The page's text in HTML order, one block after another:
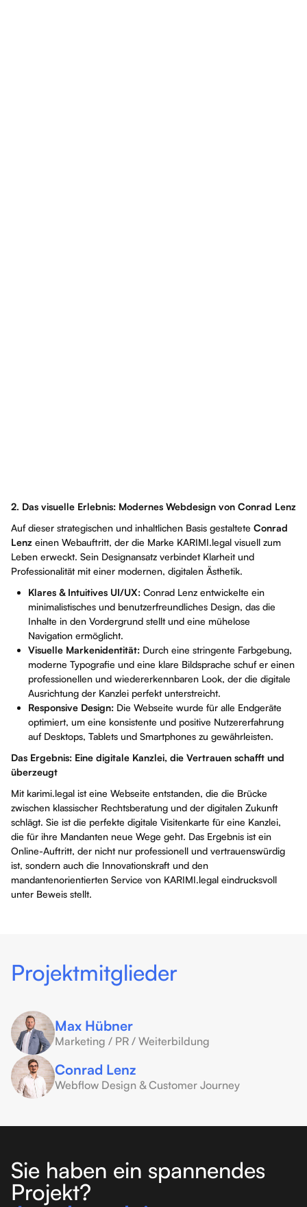
2. Das visuelle Erlebnis: Modernes Webdesign von Conrad Lenz
Auf dieser strategischen und inhaltlichen Basis gestaltete Conrad
Lenz einen Webauftritt, der die Marke KARIMI.legal visuell zum
Leben erweckt. Sein Designansatz verbindet Klarheit und
Professionalität mit einer modernen, digitalen Ästhetik.
Klares & Intuitives UI/UX: Conrad Lenz entwickelte ein
minimalistisches und benutzerfreundliches Design, das die
Inhalte in den Vordergrund stellt und eine mühelose
Navigation ermöglicht.
Visuelle Markenidentität: Durch eine stringente Farbgebung,
moderne Typografie und eine klare Bildsprache schuf er einen
professionellen und wiedererkennbaren Look, der die digitale
Ausrichtung der Kanzlei perfekt unterstreicht.
Responsive Design: Die Webseite wurde für alle Endgeräte
optimiert, um eine konsistente und positive Nutzererfahrung
auf Desktops, Tablets und Smartphones zu gewährleisten.
Das Ergebnis: Eine digitale Kanzlei, die Vertrauen schafft und
überzeugt
Mit karimi.legal ist eine Webseite entstanden, die die Brücke
zwischen klassischer Rechtsberatung und der digitalen Zukunft
schlägt. Sie ist die perfekte digitale Visitenkarte für eine Kanzlei,
die für ihre Mandanten neue Wege geht. Das Ergebnis ist ein
Online-Auftritt, der nicht nur professionell und vertrauenswürdig
ist, sondern auch die Innovationskraft und den
mandantenorientierten Service von KARIMI.legal eindrucksvoll
unter Beweis stellt.
Projektmitglieder
Max Hübner
Marketing / PR / Weiterbildung
Conrad Lenz
Webflow Design & Customer Journey
Sie haben ein spannendes
Projekt?